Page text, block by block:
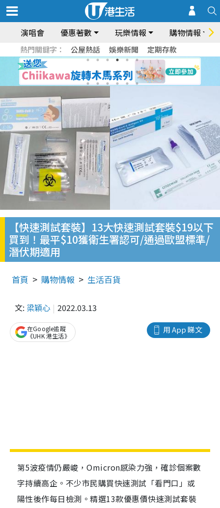
演唱會 優惠著數 玩樂情報 購物情報
熱門關鍵字： 公屋熱話 娛樂新聞 定期存款
【快速測試套裝】13大快速測試套裝$19以下
買到！最平$10獲衛生署認可/通過歐盟標準/
潛伏期適用
首頁 購物情報 生活百貨
文: 梁穎心 2022.03.13
用 App 睇文
在Google追蹤
《UHK 港生活》
第5波疫情仍嚴峻，Omicron感染力強，確診個案數
字持續高企。不少市民購買快速測試「看門口」或
陽性後作每日檢測。精選13款優惠價快速測試套裝